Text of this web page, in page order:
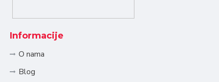
Informacije
O nama
Blog